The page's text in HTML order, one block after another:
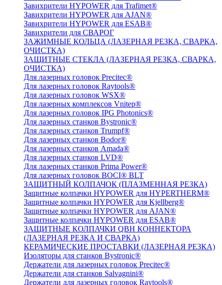
Завихрители HYPOWER для Trafimet®
Завихрители HYPOWER для AJAN®
Завихрители HYPOWER для ESAB®
Завихрители для СВАРОГ
ЗАЖИМНЫЕ КОЛЬЦА (ЛАЗЕРНАЯ РЕЗКА, СВАРКА,
ОЧИСТКА)
ЗАЩИТНЫЕ СТЕКЛА (ЛАЗЕРНАЯ РЕЗКА, СВАРКА,
ОЧИСТКА)
Для лазерных головок Precitec®
Для лазерных головок Raytools®
Для лазерных головок WSX®
Для лазерных комплексов Vnitep®
Для лазерных головок IPG Photonics®
Для лазерных станков Bystronic®
Для лазерных станков Trumpf®
Для лазерных станков Bodor®
Для лазерных станков Amada®
Для лазерных станков LVD®
Для лазерных станков Prima Power®
Для лазерных головок BOCI® BLT
ЗАЩИТНЫЙ КОЛПАЧОК (ПЛАЗМЕННАЯ РЕЗКА)
Защитные колпачки HYPOWER для HYPERTHERM®
Защитные колпачки HYPOWER для Kjellberg®
Защитные колпачки HYPOWER для AJAN®
Защитные колпачки HYPOWER для ESAB®
ЗАЩИТНЫЕ КОЛПАЧКИ QBH КОННЕКТОРА
(ЛАЗЕРНАЯ РЕЗКА И СВАРКА)
КЕРАМИЧЕСКИЕ ПРОСТАВКИ (ЛАЗЕРНАЯ РЕЗКА)
Изоляторы для станков Bystronic®
Держатели для лазерных головок Precitec®
Держатели для станков Salvagnini®
Держатели для лазерных головок Raytools®